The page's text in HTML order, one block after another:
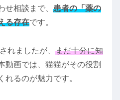
せ相談まで、 患者の「薬の
る存在です。
れましたが、 まだ十分に知
動画では、猫猫がその役割
れるのが魅力です。